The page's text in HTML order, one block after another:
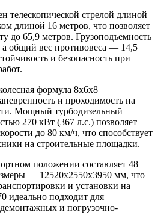
телескопической стрелой длиной
длиной 16 метров, что позволяет
до 65,9 метров. Грузоподъемность
а общий вес противовеса — 14,5
и безопасность при
формула 8х6х8
и проходимость на
Мощный турбодизельный
270 кВт (367 л.с.) позволяет
до 80 км/ч, что способствует
на строительные площадки.
положении составляет 48
— 12520х2550х3950 мм, что
и установки на
идеально подходит для
и погрузочно-